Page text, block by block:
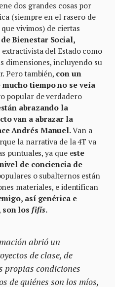
dos grandes cosas por
(siempre en el rasero de
vivimos) de ciertas
Bienestar Social,
del Estado como
dimensiones, incluyendo su
Pero también, con un
tiempo no se veía
popular de verdadero
abrazando la
van a abrazar la
Andrés Manuel.Van a
la narrativa de la 4T va
puntuales, ya que este
de conciencia de
o subalternos están
materiales, e identifican
así genérica e
son losfifís.
abrió un
de clase, de
propias condiciones
de quiénes son los míos,